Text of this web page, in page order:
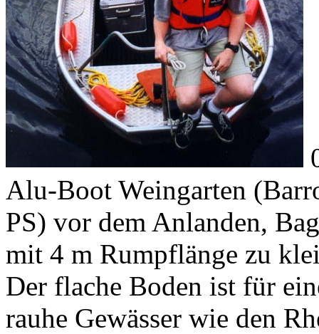
Alu-Boot Weingarten
PS) vor dem Anlanden,
mit 4 m Rumpflänge zu
Der flache Boden ist für
rauhe Gewässer wie den